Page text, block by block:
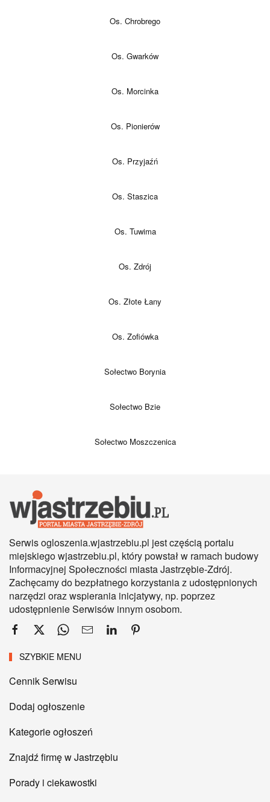
Os. Chrobrego
Os. Gwarków
Os. Morcinka
Os. Pionierów
Os. Przyjaźń
Os. Staszica
Os. Tuwima
Os. Zdrój
Os. Złote Łany
Os. Zofiówka
Sołectwo Borynia
Sołectwo Bzie
Sołectwo Moszczenica
Serwis ogloszenia.wjastrzebiu.pl jest częścią portalu
miejskiego wjastrzebiu.pl, który powstał w ramach budowy
Informacyjnej Społeczności miasta Jastrzębie-Zdrój.
Zachęcamy do bezpłatnego korzystania z udostępnionych
narzędzi oraz wspierania inicjatywy, np. poprzez
udostępnienie Serwisów innym osobom.
SZYBKIE MENU
Cennik Serwisu
Dodaj ogłoszenie
Kategorie ogłoszeń
Znajdź firmę w Jastrzębiu
Porady i ciekawostki